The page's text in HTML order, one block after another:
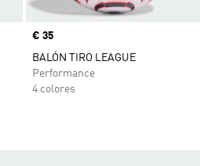
Precio
€ 35
BALÓN TIRO LEAGUE
Performance
4 colores